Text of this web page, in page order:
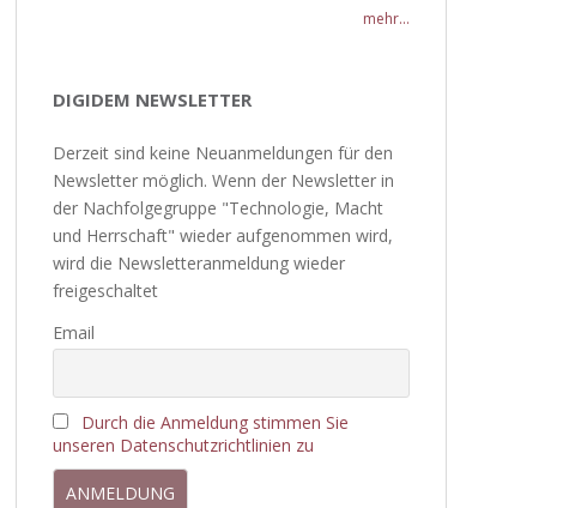
mehr...
DIGIDEM NEWSLETTER
Derzeit sind keine Neuanmeldungen für den
Newsletter möglich. Wenn der Newsletter in
der Nachfolgegruppe "Technologie, Macht
und Herrschaft" wieder aufgenommen wird,
wird die Newsletteranmeldung wieder
freigeschaltet
Email
Durch die Anmeldung stimmen Sie
unseren Datenschutzrichtlinien zu